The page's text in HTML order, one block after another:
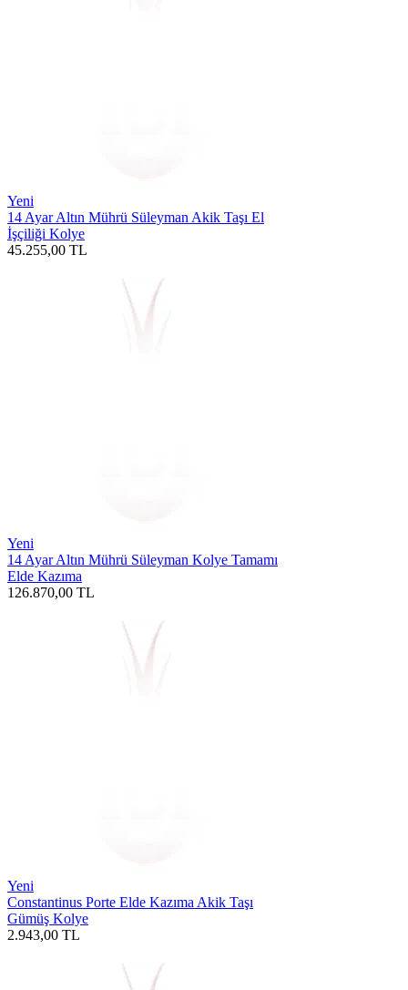
Yeni
14 Ayar Altın Mührü Süleyman Akik Taşı El
İşçiliği Kolye
45.255,00 TL
Yeni
14 Ayar Altın Mührü Süleyman Kolye Tamamı
Elde Kazıma
126.870,00 TL
Yeni
Constantinus Porte Elde Kazıma Akik Taşı
Gümüş Kolye
2.943,00 TL